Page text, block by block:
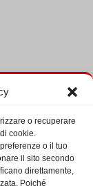
o recuperare
cookie.
o il tuo
il sito secondo
direttamente,
Poiché